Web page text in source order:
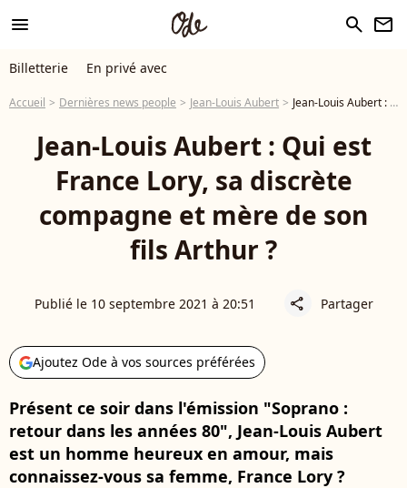
menu search newsletter
Billetterie En privé avec
Accueil Dernières news people Jean-Louis Aubert Jean-Louis Aubert : Qui est France Lory, sa discrète compagne et mère de son fils Arthur ?
Jean-Louis Aubert : Qui est
France Lory, sa discrète
compagne et mère de son
fils Arthur ?
Publié le 10 septembre 2021 à 20:51 share Partager
Ajoutez Ode à vos sources préférées
Présent ce soir dans l'émission "Soprano :
retour dans les années 80", Jean-Louis Aubert
est un homme heureux en amour, mais
connaissez-vous sa femme, France Lory ?